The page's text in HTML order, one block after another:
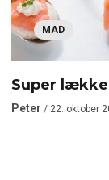
MAD
Super
Peter / 22. oktober